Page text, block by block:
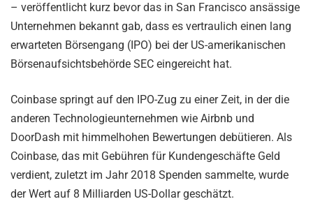
– veröffentlicht kurz bevor das in San Francisco ansässige
Unternehmen bekannt gab, dass es vertraulich einen lang
erwarteten Börsengang (IPO) bei der US-amerikanischen
Börsenaufsichtsbehörde SEC eingereicht hat.
Coinbase springt auf den IPO-Zug zu einer Zeit, in der die
anderen Technologieunternehmen wie Airbnb und
DoorDash mit himmelhohen Bewertungen debütieren. Als
Coinbase, das mit Gebühren für Kundengeschäfte Geld
verdient, zuletzt im Jahr 2018 Spenden sammelte, wurde
der Wert auf 8 Milliarden US-Dollar geschätzt.